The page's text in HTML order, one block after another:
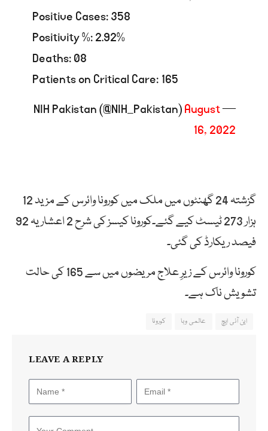
Positive Cases: 358
Positivity %: 2.92%
Deaths: 08
Patients on Critical Care: 165
— NIH Pakistan (@NIH_Pakistan)
August
16, 2022
گزشتہ 24 گھنٹوں میں ملک میں کورونا وائرس کے مزید 12
ہزار 273 ٹیسٹ کیے گئے۔کورونا کیسز کی شرح 2 اعشاریہ 92
فیصد ریکارڈ کی گئی۔
کورونا وائرس کے زیرِ علاج مریضوں میں سے 165 کی حالت
تشویش ناک ہے۔
این آئی ایچ عالمی وبا کورونا
LEAVE A REPLY